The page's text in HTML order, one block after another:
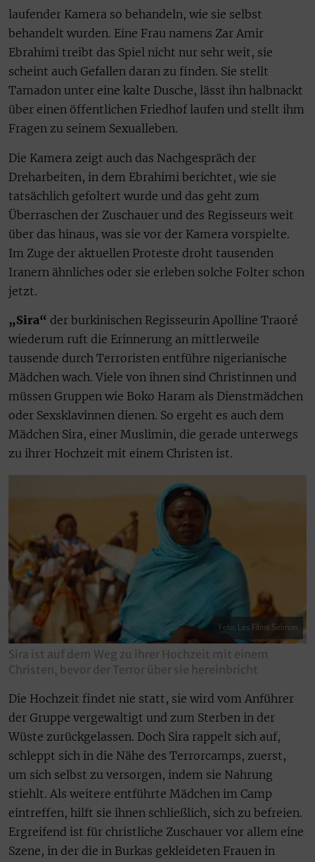
laufender Kamera so behandeln, wie sie selbst
behandelt wurden. Eine Frau namens Zar Amir
Ebrahimi treibt das Spiel nicht nur sehr weit, sie
scheint auch Gefallen daran zu finden. Sie stellt
Tamadon unter eine kalte Dusche, lässt ihn halbnackt
über einen öffentlichen Friedhof laufen und stellt ihm
Fragen zu seinem Sexualleben.
Die Kamera zeigt auch das Nachgespräch der
Dreharbeiten, in dem Ebrahimi berichtet, wie sie
tatsächlich gefoltert wurde und das geht zum
Überraschen der Zuschauer und des Regisseurs weit
über das hinaus, was sie vor der Kamera vorspielte.
Im Zuge der aktuellen Proteste droht tausenden
Iranern ähnliches oder sie erleben solche Folter schon
jetzt.
„Sira“ der burkinischen Regisseurin Apolline Traoré
wiederum ruft die Erinnerung an mittlerweile
tausende durch Terroristen entführe nigerianische
Mädchen wach. Viele von ihnen sind Christinnen und
müssen Gruppen wie Boko Haram als Dienstmädchen
oder Sexsklavinnen dienen. So ergeht es auch dem
Mädchen Sira, einer Muslimin, die gerade unterwegs
zu ihrer Hochzeit mit einem Christen ist.
Foto: Les Films Selmon
Sira ist auf dem Weg zu ihrer Hochzeit mit einem
Christen, bevor der Terror über sie hereinbricht
Die Hochzeit findet nie statt, sie wird vom Anführer
der Gruppe vergewaltigt und zum Sterben in der
Wüste zurückgelassen. Doch Sira rappelt sich auf,
schleppt sich in die Nähe des Terrorcamps, zuerst,
um sich selbst zu versorgen, indem sie Nahrung
stiehlt. Als weitere entführte Mädchen im Camp
eintreffen, hilft sie ihnen schließlich, sich zu befreien.
Ergreifend ist für christliche Zuschauer vor allem eine
Szene, in der die in Burkas gekleideten Frauen in